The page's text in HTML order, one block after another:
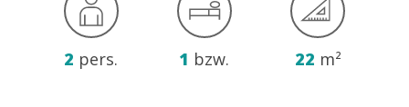
2 pers. 1 bzw. 22 m²